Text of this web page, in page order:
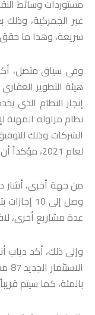
مستوردات وسائط
غير الجمركية، وذلك
سريعة، وهذا ما حقق
وفي سياق متصل، أكد
إنجاز النظام الذي
نظام مزاولة المهنة
لعام 2021، مؤكداً أن مناطق التطوير العقاري ستستفيد من التسهيلات المتعلقة بالتأسيس والإعفاء من الرسوم الجمركية والمزايا الضريبية.
عدة مشاريع أخرى،
بالمئة، كما سيتم